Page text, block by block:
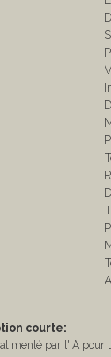
courte:
par l'IA pour